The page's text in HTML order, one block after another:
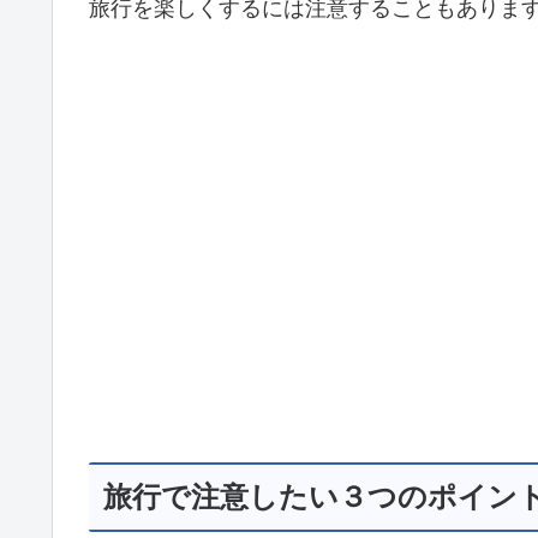
旅行を楽しくするには注意することもあります
旅行で注意したい３つのポイン